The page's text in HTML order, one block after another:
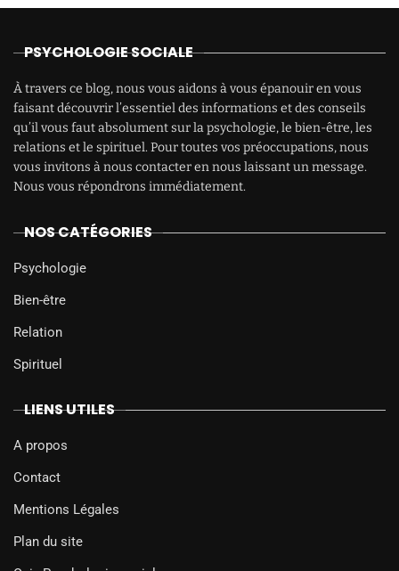
PSYCHOLOGIE SOCIALE
À travers ce blog, nous vous aidons à vous épanouir en vous
faisant découvrir l’essentiel des informations et des conseils
qu’il vous faut absolument sur la psychologie, le bien-être, les
relations et le spirituel. Pour toutes vos préoccupations, nous
vous invitons à nous contacter en nous laissant un message.
Nous vous répondrons immédiatement.
NOS CATÉGORIES
Psychologie
Bien-être
Relation
Spirituel
LIENS UTILES
A propos
Contact
Mentions Légales
Plan du site